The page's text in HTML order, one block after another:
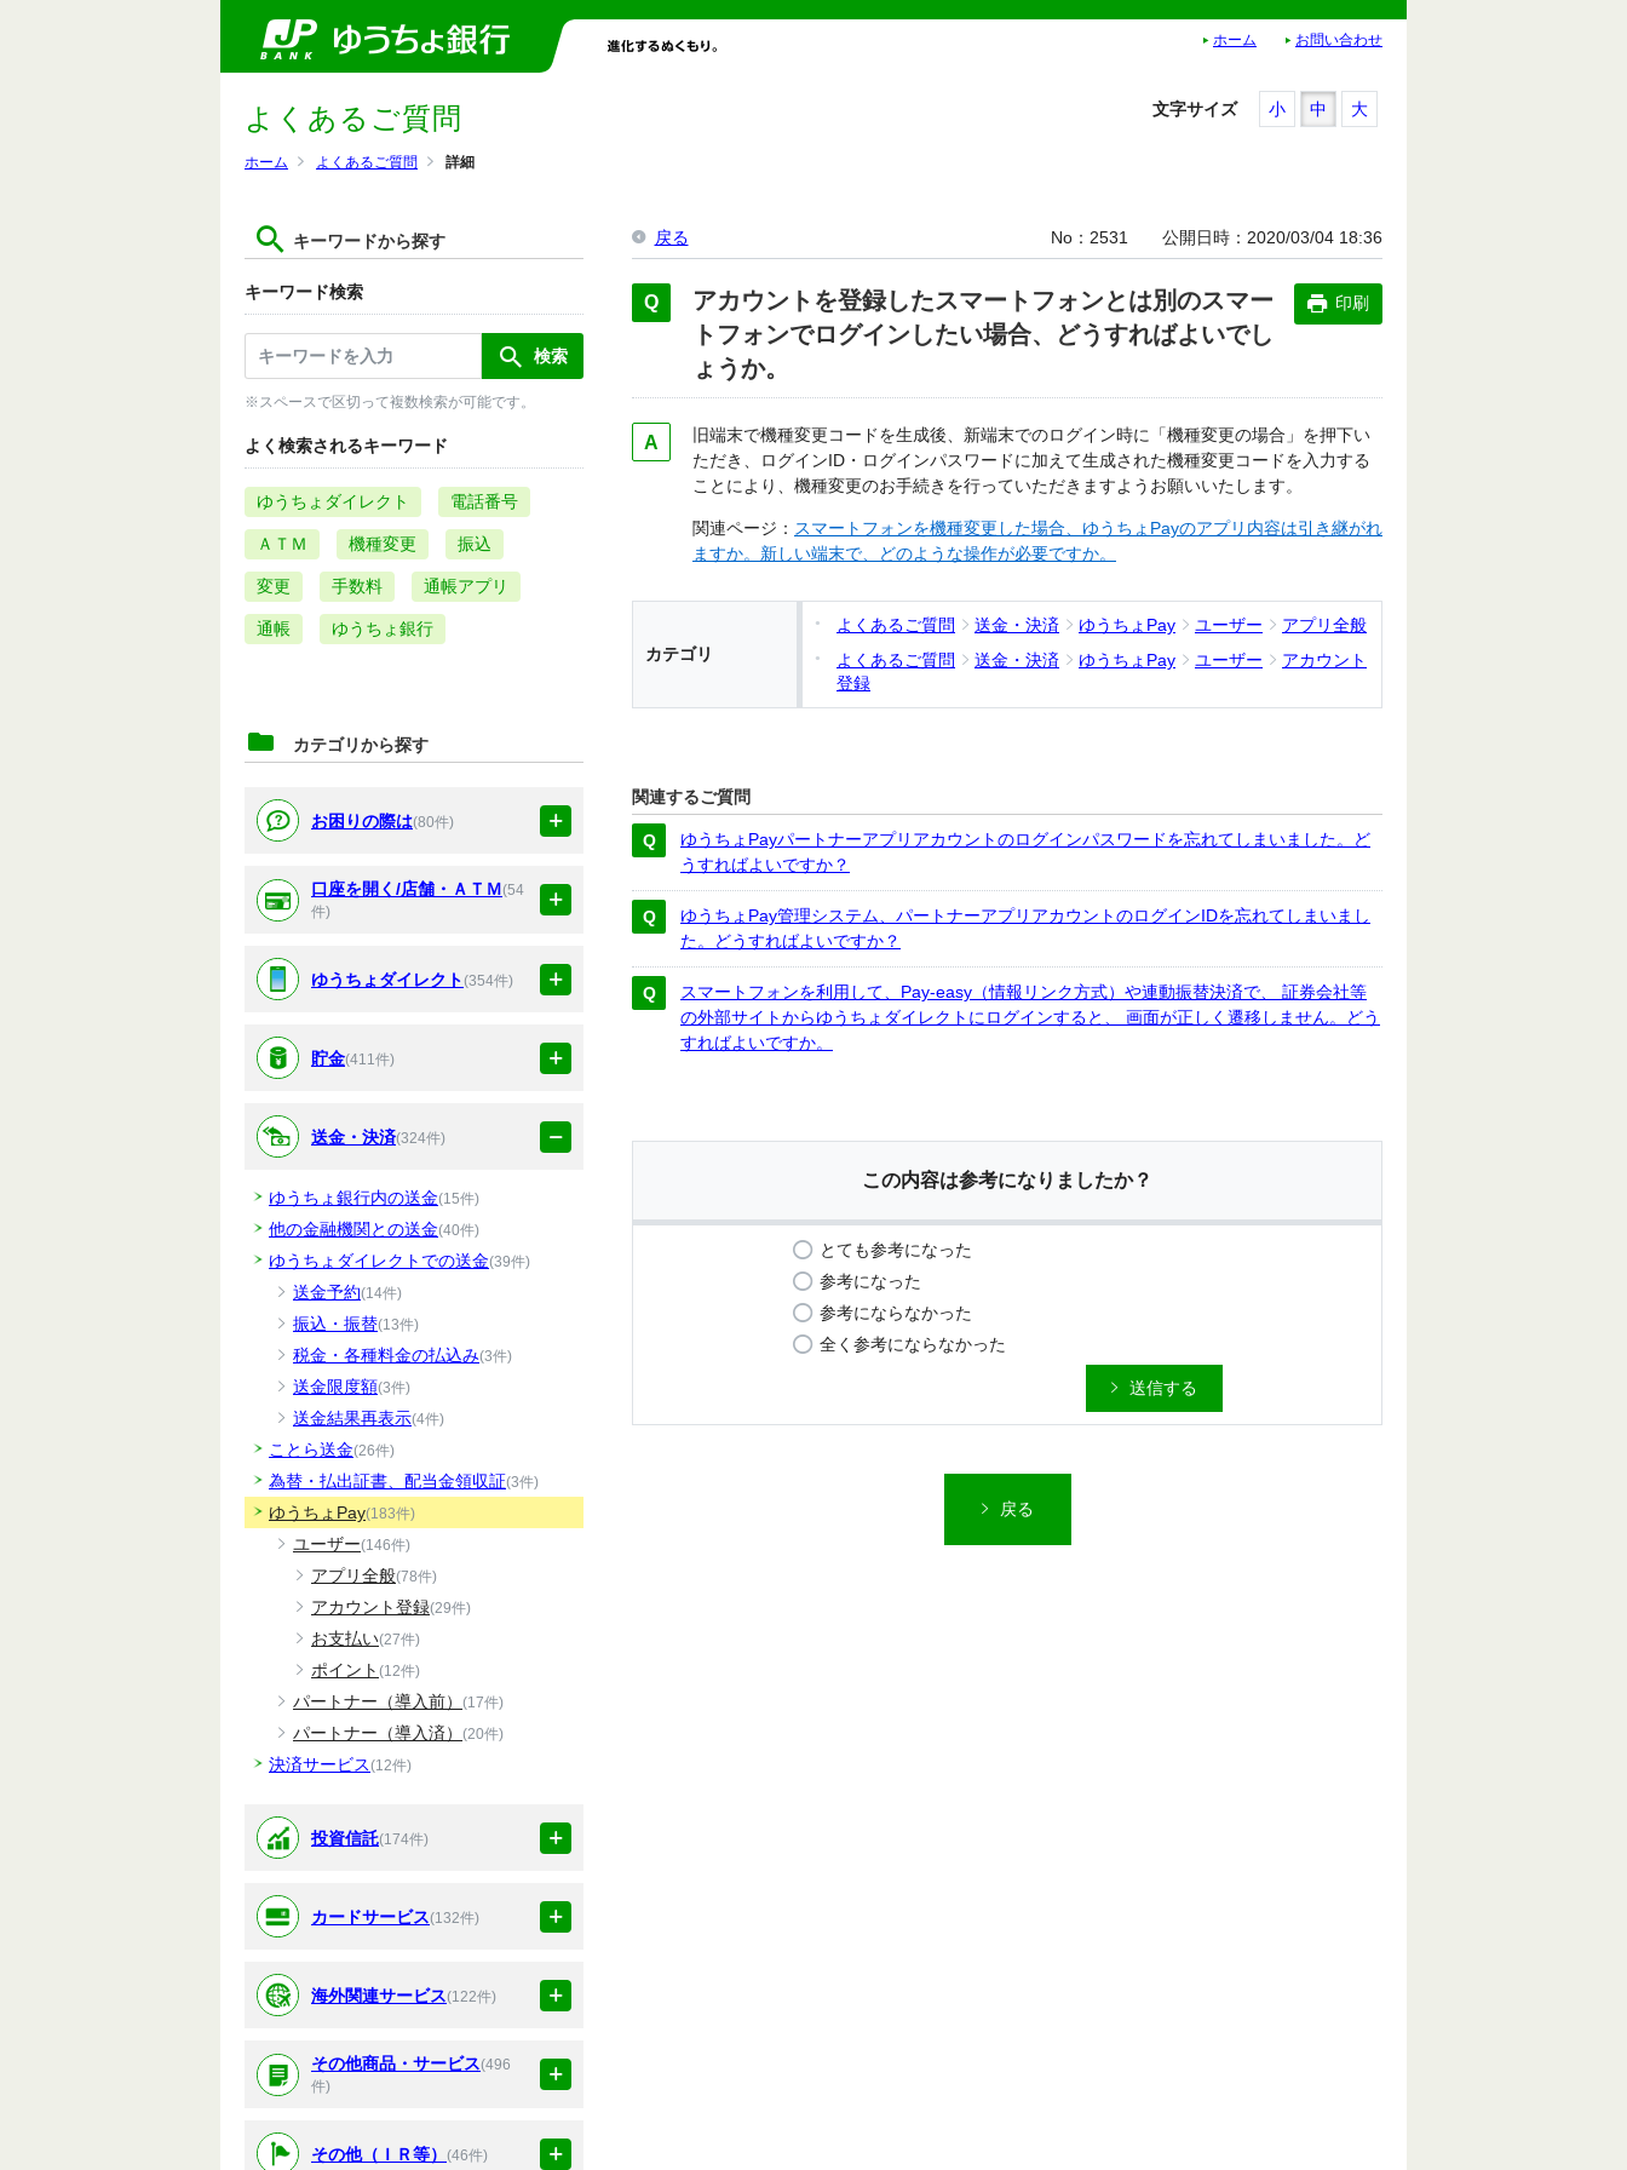
ホーム お問い合わせ
ホーム よくあるご質問 詳細
よくあるご質問
キーワードから探す
キーワード検索
※スペースで区切って複数検索が可能です。
よく検索されるキーワード
ゆうちょダイレクト 電話番号
ＡＴＭ 機種変更 振込
変更 手数料 通帳アプリ
通帳 ゆうちょ銀行
カテゴリから探す
お困りの際は(80件)
口座を開く/店舗・ＡＴＭ(54
件)
ゆうちょダイレクト(354件)
貯金(411件)
送金・決済(324件)
ゆうちょ銀行内の送金(15件)
他の金融機関との送金(40件)
ゆうちょダイレクトでの送金(39件)
送金予約(14件)
振込・振替(13件)
税金・各種料金の払込み(3件)
送金限度額(3件)
送金結果再表示(4件)
ことら送金(26件)
為替・払出証書、配当金領収証(3件)
ゆうちょPay(183件)
ユーザー(146件)
アプリ全般(78件)
アカウント登録(29件)
お支払い(27件)
ポイント (12件)
パートナー（導入前） (17件)
パートナー（導入済） (20件)
決済サービス(12件)
投資信託(174件)
カードサービス(132件)
海外関連サービス(122件)
その他商品・サービス(496
件)
その他（ＩＲ等） (46件)
文字サイズ 小 中 大
戻る No 2531 公開日時 2020/03/04 18:36
アカウントを登録したスマートフォンとは別のスマー
トフォンでログインしたい場合、どうすればよいでし
ょうか。
印刷
旧端末で機種変更コードを生成後、新端末でのログイン時に「機種変更の場合」を押下い
ただき、ログインID・ログインパスワードに加えて生成された機種変更コードを入力する
ことにより、機種変更のお手続きを行っていただきますようお願いいたします。
関連ページ： スマートフォンを機種変更した場合、ゆうちょPayのアプリ内容は引き継がれ
ますか。新しい端末で、どのような操作が必要ですか。
カテゴリ
よくあるご質問 送金・決済 ゆうちょPay ユーザー
アプリ全般
よくあるご質問
送金・決済 ゆうちょPay ユーザー
アカウント
登録
関連するご質問
ゆうちょPayパートナーアプリアカウントのログインパスワードを忘れてしまいました。ど
うすればよいですか？
ゆうちょPay管理システム、パートナーアプリアカウントのログインIDを忘れてしまいまし
た。どうすればよいですか？
スマートフォンを利用して、Pay-easy（情報リンク方式）や連動振替決済で、 証券会社等
の外部サイトからゆうちょダイレクトにログインすると、 画面が正しく遷移しません。どう
すればよいですか。
この内容は参考になりましたか？
とても参考になった
参考になった
参考にならなかった
全く参考にならなかった
送信する
戻る